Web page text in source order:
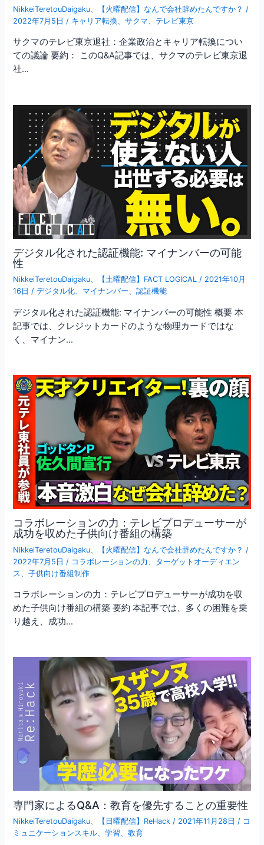
NikkeiTeretouDaigaku 【火曜配信】なんで会社辞めたんですか？ /
2022年7月5日 / キャリア転換 、サクマ テレビ東京
サクマのテレビ東京退社：企業政治とキャリア転換につい
ての議論 要約： このQ&A記事では、サクマのテレビ東京退
社…
デジタル化された認証機能: マイナンバーの可能
性
NikkeiTeretouDaigaku、 【土曜配信】FACT LOGICAL / 2021年10月
16日 /デジタル化、 マイナンバー、認証機能
デジタル化された認証機能: マイナンバーの可能性 概要 本
記事では、クレジットカードのような物理カードではな
く、マイナン…
コラボレーションの力：テレビプロデューサーが
成功を収めた子供向け番組の構築
NikkeiTeretouDaigaku 【火曜配信】なんで会社辞めたんですか？ /
2022年7月5日 / コラボレーションの力
ターゲットオーディエン
ス
、子供向け番組制作
コラボレーションの力：テレビプロデューサーが成功を収
めた子供向け番組の構築 要約 本記事では、多くの困難を乗
り越え、成功…
専門家によるQ&A：教育を優先することの重要性
NikkeiTeretouDaigaku 【日曜配信】ReHack / 2021年11月28日 / コ
ミュニケーションスキル 、学習 、教育